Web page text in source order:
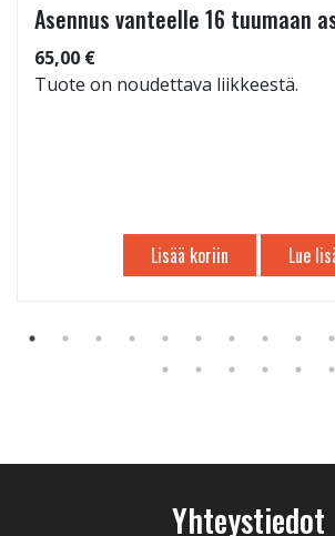
Asennus vanteelle 16 tuumaan
65,00 €
Tuote on noudettava liikkeestä.
Lisää koriin Lue
Yhteystiedot